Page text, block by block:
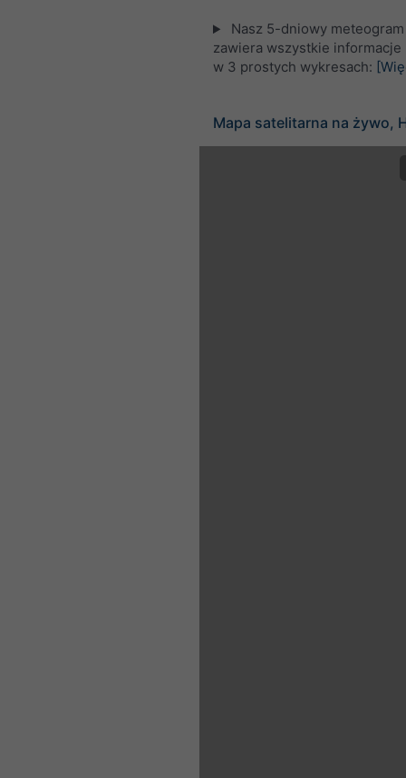
Nasz 5-dniowy
zawiera wszystkie
w 3 prostych wykresach:
Mapa satelitarna na żywo,